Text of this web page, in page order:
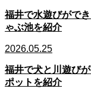
福井で水遊びがで
ゃぶ池を紹介
2026.05.25
福井で犬と川遊び
ポットを紹介